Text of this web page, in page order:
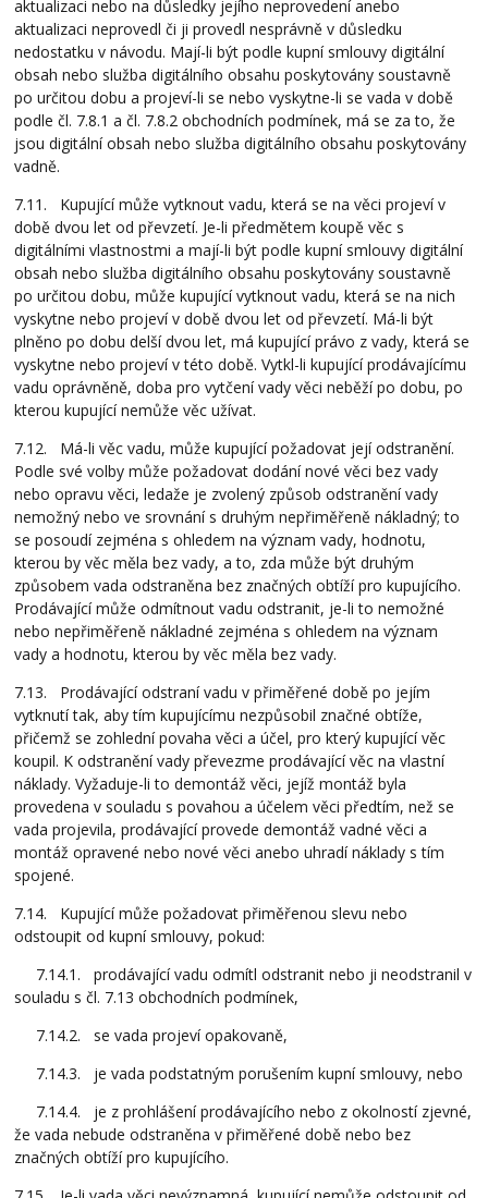
aktualizaci nebo na důsledky jejího neprovedení anebo
aktualizaci neprovedl či ji provedl nesprávně v důsledku
nedostatku v návodu. Mají-li být podle kupní smlouvy digitální
obsah nebo služba digitálního obsahu poskytovány soustavně
po určitou dobu a projeví-li se nebo vyskytne-li se vada v době
podle čl. 7.8.1 a čl. 7.8.2 obchodních podmínek, má se za to, že
jsou digitální obsah nebo služba digitálního obsahu poskytovány
vadně.
7.11. Kupující může vytknout vadu, která se na věci projeví v
době dvou let od převzetí. Je-li předmětem koupě věc s
digitálními vlastnostmi a mají-li být podle kupní smlouvy digitální
obsah nebo služba digitálního obsahu poskytovány soustavně
po určitou dobu, může kupující vytknout vadu, která se na nich
vyskytne nebo projeví v době dvou let od převzetí. Má-li být
plněno po dobu delší dvou let, má kupující právo z vady, která se
vyskytne nebo projeví v této době. Vytkl-li kupující prodávajícímu
vadu oprávněně, doba pro vytčení vady věci neběží po dobu, po
kterou kupující nemůže věc užívat.
7.12. Má-li věc vadu, může kupující požadovat její odstranění.
Podle své volby může požadovat dodání nové věci bez vady
nebo opravu věci, ledaže je zvolený způsob odstranění vady
nemožný nebo ve srovnání s druhým nepřiměřeně nákladný; to
se posoudí zejména s ohledem na význam vady, hodnotu,
kterou by věc měla bez vady, a to, zda může být druhým
způsobem vada odstraněna bez značných obtíží pro kupujícího.
Prodávající může odmítnout vadu odstranit, je-li to nemožné
nebo nepřiměřeně nákladné zejména s ohledem na význam
vady a hodnotu, kterou by věc měla bez vady.
7.13. Prodávající odstraní vadu v přiměřené době po jejím
vytknutí tak, aby tím kupujícímu nezpůsobil značné obtíže,
přičemž se zohlední povaha věci a účel, pro který kupující věc
koupil. K odstranění vady převezme prodávající věc na vlastní
náklady. Vyžaduje-li to demontáž věci, jejíž montáž byla
provedena v souladu s povahou a účelem věci předtím, než se
vada projevila, prodávající provede demontáž vadné věci a
montáž opravené nebo nové věci anebo uhradí náklady s tím
spojené.
7.14. Kupující může požadovat přiměřenou slevu nebo
odstoupit od kupní smlouvy, pokud:
7.14.1. prodávající vadu odmítl odstranit nebo ji neodstranil v
souladu s čl. 7.13 obchodních podmínek,
7.14.2. se vada projeví opakovaně,
7.14.3. je vada podstatným porušením kupní smlouvy, nebo
7.14.4. je z prohlášení prodávajícího nebo z okolností zjevné,
že vada nebude odstraněna v přiměřené době nebo bez
značných obtíží pro kupujícího.